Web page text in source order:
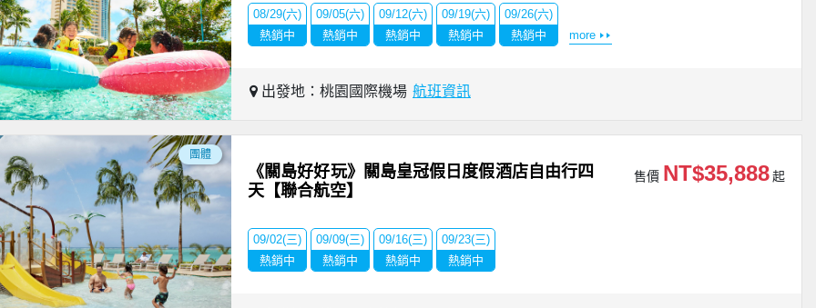
08/29(六)
熱銷中
09/05(六)
熱銷中
09/12(六)
熱銷中
09/19(六)
熱銷中
09/26(六)
熱銷中
more
出發地：桃園國際機場 航班資訊
團體
《關島好好玩》關島皇冠假日度假酒店自由行四
天【聯合航空】
售價 NT$35,888起
09/02(三)
熱銷中
09/09(三)
熱銷中
09/16(三)
熱銷中
09/23(三)
熱銷中